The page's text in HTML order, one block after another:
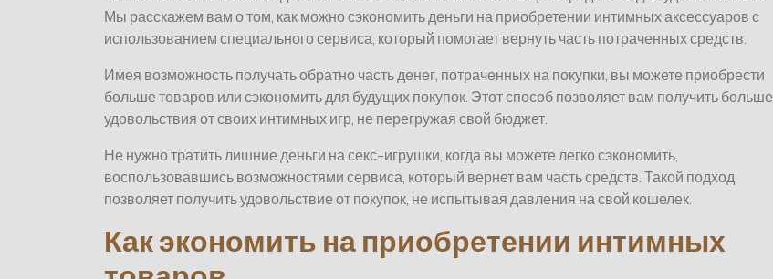
Мы расскажем вам о том, как можно сэкономить деньги на приобретении интимных аксессуаров с
использованием специального сервиса, который помогает вернуть часть потраченных средств.
Имея возможность получать обратно часть денег, потраченных на покупки, вы можете приобрести
больше товаров или сэкономить для будущих покупок. Этот способ позволяет вам получить больше
удовольствия от своих интимных игр, не перегружая свой бюджет.
Не нужно тратить лишние деньги на секс-игрушки, когда вы можете легко сэкономить,
воспользовавшись возможностями сервиса, который вернет вам часть средств. Такой подход
позволяет получить удовольствие от покупок, не испытывая давления на свой кошелек.
Как экономить на приобретении интимных